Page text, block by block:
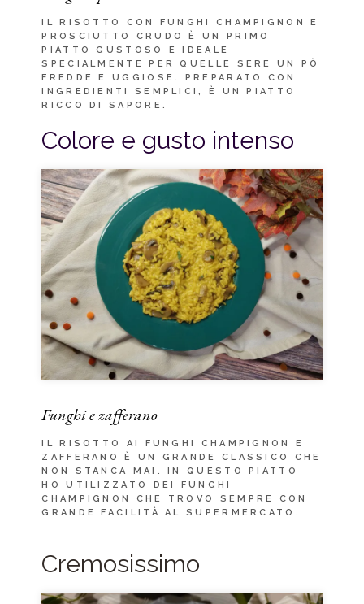
IL RISOTTO CON FUNGHI CHAMPIGNON E
PROSCIUTTO CRUDO È UN PRIMO
PIATTO GUSTOSO E IDEALE
SPECIALMENTE PER QUELLE SERE UN PÒ
FREDDE E UGGIOSE. PREPARATO CON
INGREDIENTI SEMPLICI, È UN PIATTO
RICCO DI SAPORE.
Colore e gusto intenso
Funghi e zafferano
IL RISOTTO AI FUNGHI CHAMPIGNON E
ZAFFERANO È UN GRANDE CLASSICO CHE
NON STANCA MAI. IN QUESTO PIATTO
HO UTILIZZATO DEI FUNGHI
CHAMPIGNON CHE TROVO SEMPRE CON
GRANDE FACILITÀ AL SUPERMERCATO.
Cremosissimo